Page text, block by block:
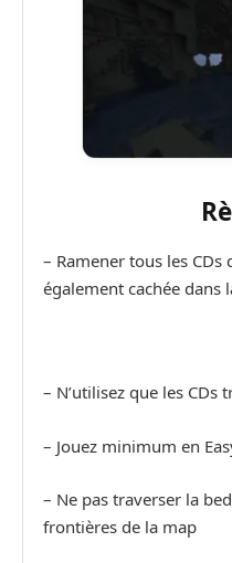
– Ramener tous les
également cachée dans
– N’utilisez que les CDs
– Jouez minimum en
– Ne pas traverser la
frontières de la map